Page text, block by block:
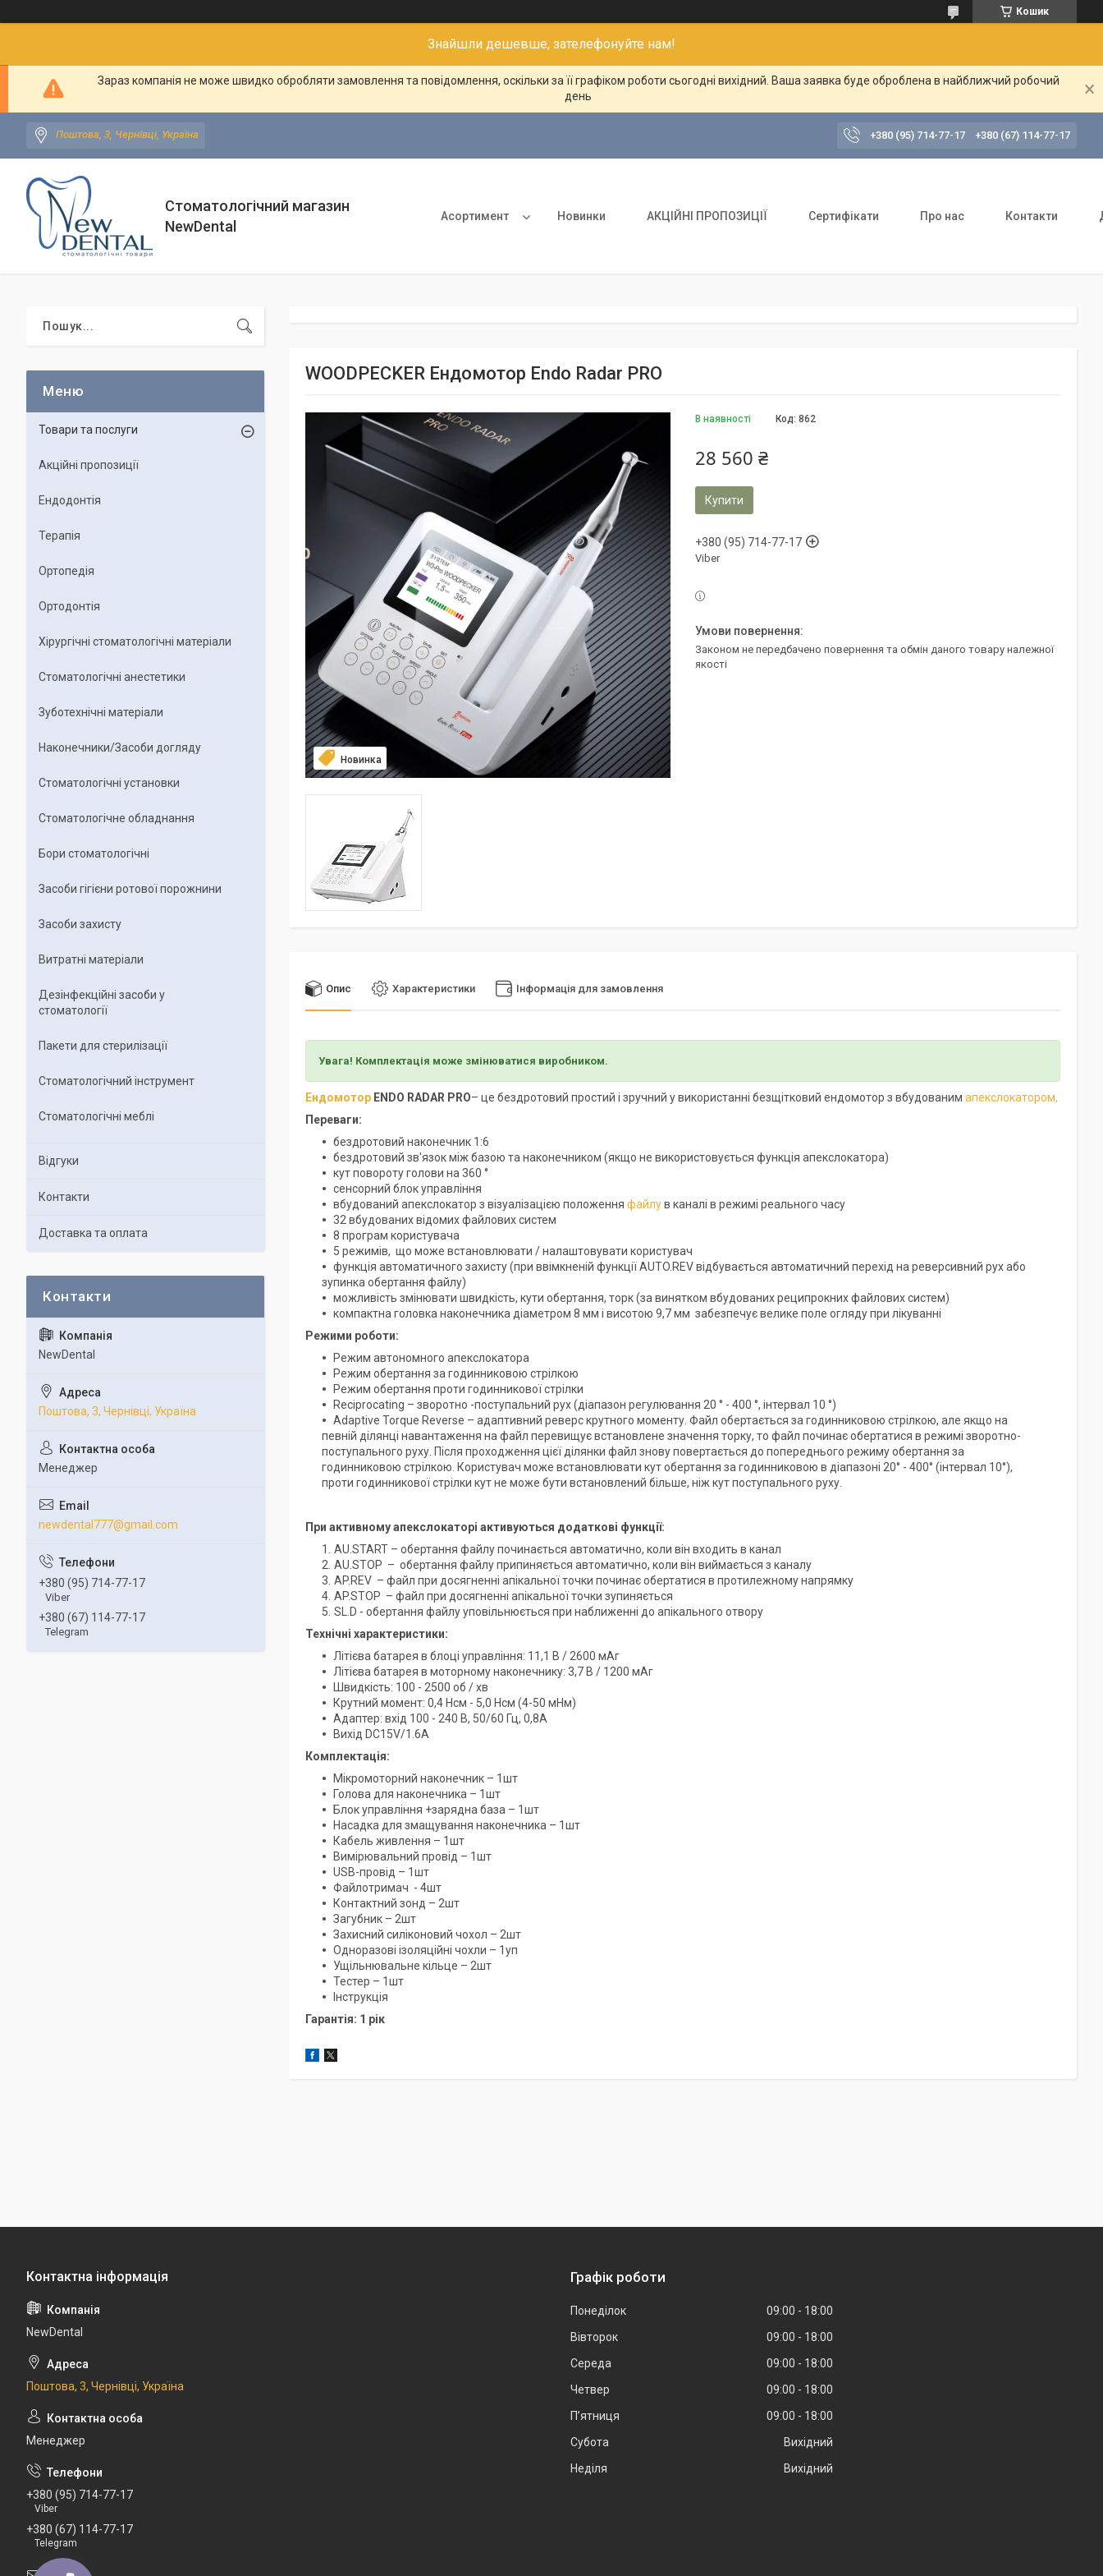
Кошик
Знайшли дешевше, зателефонуйте нам!
Зараз компанія не може швидко обробляти замовлення та повідомлення, оскільки за її графіком роботи сьогодні вихідний. Ваша заявка буде оброблена в найближчий робочий
день
Поштова, 3, Чернівці, Україна +380 (95) 714-77-17 +380 (67) 114-77-17
Стоматологічний магазин
NewDental
Асортимент Новинки АКЦІЙНІ ПРОПОЗИЦІЇ Сертифікати Про нас Контакти
WOODPECKER Ендомотор Endo Radar PRO
Новинка
В наявності Код: 862
28 560 ₴
Купити
+380 (95) 714-77-17
Viber
Законом не передбачено повернення та обмін даного товару належної
якості
Опис Характеристики Інформація для замовлення
Увага! Комплектація може змінюватися виробником.
Ендомотор ENDO RADAR PRO– це бездротовий простий і зручний у використанні безщітковий ендомотор з вбудованим апекслокатором
Переваги:
бездротовий наконечник 1:6
бездротовий зв'язок між базою та наконечником (якщо не використовується функція апекслокатора)
кут повороту голови на 360 °
сенсорний блок управління
вбудований апекслокатор з візуалізацією положення файлув каналі в режимі реального часу
32 вбудованих відомих файлових систем
8 програм користувача
5 режимів, що може встановлювати / налаштовувати користувач
функція автоматичного захисту (при ввімкненій функції AUTO.REV відбувається автоматичний перехід на реверсивний рух або
зупинка обертання файлу)
можливість змінювати швидкість, кути обертання, торк (за винятком вбудованих реципрокних файлових систем)
компактна головка наконечника діаметром 8 мм і висотою 9,7 мм забезпечує велике поле огляду при лікуванні
Режими роботи:
Режим автономного апекслокатора
Режим обертання за годинниковою стрілкою
Режим обертання проти годинникової стрілки
Reciprocating – зворотно -поступальний рух (діапазон регулювання 20 ° - 400 °, інтервал 10 °)
Adaptive Torque Reverse – адаптивний реверс крутного моменту. Файл обертається за годинниковою стрілкою, але якщо на
певній ділянці навантаження на файл перевищує встановлене значення торку, то файл починає обертатися в режимі зворотно-
поступального руху. Після проходження цієї ділянки файл знову повертається до попереднього режиму обертання за
годинниковою стрілкою. Користувач може встановлювати кут обертання за годинниковою в діапазоні 20° - 400° (інтервал 10°),
проти годинникової стрілки кут не може бути встановлений більше, ніж кут поступального руху.
При активному апекслокаторі активуються додаткові функції:
AU.START – обертання файлу починається автоматично, коли він входить в канал
AU.STOP – обертання файлу припиняється автоматично, коли він виймається з каналу
AP.REV – файл при досягненні апікальної точки починає обертатися в протилежному напрямку
AP.STOP – файл при досягненні апікальної точки зупиняється
SL.D - обертання файлу уповільнюється при наближенні до апікального отвору
Технічні характеристики:
Літієва батарея в блоці управління: 11,1 В / 2600 мАг
Літієва батарея в моторному наконечнику: 3,7 В / 1200 мАг
Швидкість: 100 - 2500 об / хв
Крутний момент: 0,4 Нсм - 5,0 Нсм (4-50 мНм)
Адаптер: вхід 100 - 240 В, 50/60 Гц, 0,8А
Вихід DC15V/1.6A
Комплектація:
Мікромоторний наконечник – 1шт
Голова для наконечника – 1шт
Блок управління +зарядна база – 1шт
Насадка для змащування наконечника – 1шт
Кабель живлення – 1шт
Вимірювальний провід – 1шт
USB-провід – 1шт
Файлотримач - 4шт
Контактний зонд – 2шт
Загубник – 2шт
Захисний силіконовий чохол – 2шт
Одноразові ізоляційні чохли – 1уп
Ущільнювальне кільце – 2шт
Тестер – 1шт
Інструкція
Гарантія: 1 рік
Товари та послуги
Акційні пропозиції
Ендодонтія
Терапія
Ортопедія
Ортодонтія
Хірургічні стоматологічні матеріали
Стоматологічні анестетики
Зуботехнічні матеріали
Наконечники/Засоби догляду
Стоматологічні установки
Стоматологічне обладнання
Бори стоматологічні
Засоби гігієни ротової порожнини
Засоби захисту
Витратні матеріали
Дезінфекційні засоби у
стоматології
Пакети для стерилізації
Стоматологічний інструмент
Стоматологічні меблі
Відгуки
Контакти
Доставка та оплата
NewDental
Поштова, 3, Чернівці, Україна
Менеджер
newdental777@gmail.com
+380 (95) 714-77-17
Viber
+380 (67) 114-77-17
Telegram
NewDental
Поштова, 3, Чернівці, Україна
Менеджер
+380 (95) 714-77-17
Viber
+380 (67) 114-77-17
Telegram
Графік роботи
Понеділок 09:00
18:00
Вівторок
09:00
18:00
Середа
09:00
18:00
Четвер
09:00
18:00
Пʼятниця
09:00
18:00
Субота
Вихідний
Неділя
Вихідний